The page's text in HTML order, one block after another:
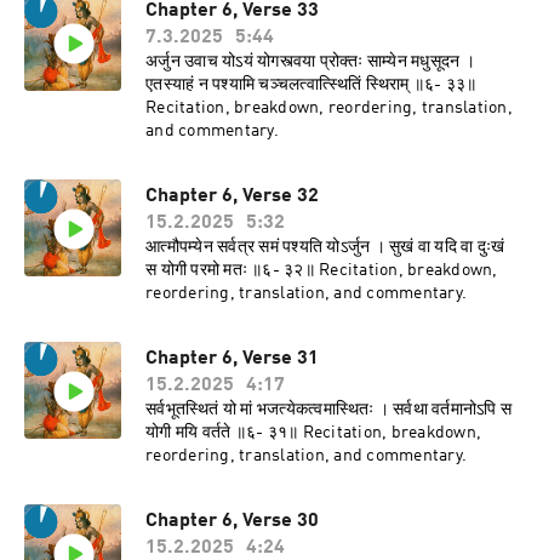
Chapter 6, Verse 33
7.3.2025
5:44
अर्जुन उवाच योऽयं योगस्त्वया प्रोक्तः साम्येन मधुसूदन ।
एतस्याहं न पश्यामि चञ्चलत्वात्स्थितिं स्थिराम् ॥६- ३३॥
Recitation, breakdown, reordering, translation,
and commentary.
Chapter 6, Verse 32
15.2.2025
5:32
आत्मौपम्येन सर्वत्र समं पश्यति योऽर्जुन । सुखं वा यदि वा दुःखं
स योगी परमो मतः ॥६- ३२॥ Recitation, breakdown,
reordering, translation, and commentary.
Chapter 6, Verse 31
15.2.2025
4:17
सर्वभूतस्थितं यो मां भजत्येकत्वमास्थितः । सर्वथा वर्तमानोऽपि स
योगी मयि वर्तते ॥६- ३१॥ Recitation, breakdown,
reordering, translation, and commentary.
Chapter 6, Verse 30
15.2.2025
4:24